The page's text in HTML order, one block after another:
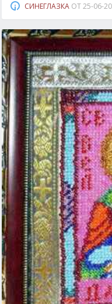
СИНЕГЛАЗКАОТ25-06-